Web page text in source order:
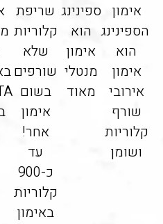
אימון
הספינינג
הוא
אימון
אירובי
שורף
קלוריות
ושומן
ספינינג
הוא
אימון
מנטלי
מאוד
שריפת
קלוריות
שלא
שורפים
בשום
אימון
אחר!
עד
כ-900
קלוריות
באימון